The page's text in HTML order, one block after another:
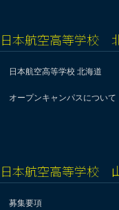
日本航空高等学校
日本航空高等学校 北海道
オープンキャンパスについて
日本航空高等学校
募集要項